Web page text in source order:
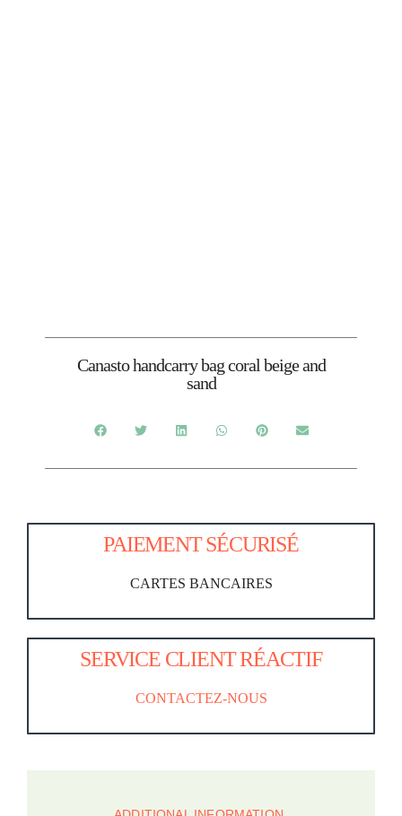
Canasto handcarry bag coral beige and
sand
PAIEMENT SÉCURISÉ
CARTES BANCAIRES
SERVICE CLIENT RÉACTIF
CONTACTEZ-NOUS